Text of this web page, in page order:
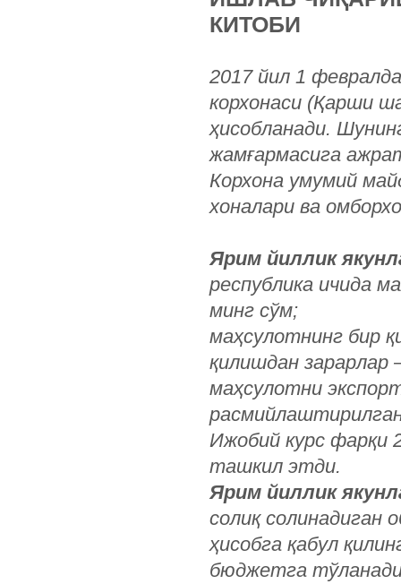
КИТОБИ
2017 йил 1 февралда
корхонаси (Қарши
ҳисобланади.
жамғармасига
Корхона умумий
хоналари ва
Ярим йиллик
республика ичида
минг сўм;
маҳсулотнинг бир
қилишдан зарарлар
маҳсулотни
Ижобий курс фарқи
ташкил этди.
Ярим йиллик
солиқ солинадиган
ҳисобга қабул
бюджетга